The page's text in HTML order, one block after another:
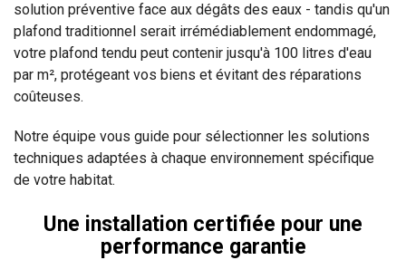
solution préventive face aux dégâts des eaux - tandis qu'un
plafond traditionnel serait irrémédiablement endommagé,
votre plafond tendu peut contenir jusqu'à 100 litres d'eau
par m², protégeant vos biens et évitant des réparations
coûteuses.
Notre équipe vous guide pour sélectionner les solutions
techniques adaptées à chaque environnement spécifique
de votre habitat.
Une installation certifiée pour une
performance garantie